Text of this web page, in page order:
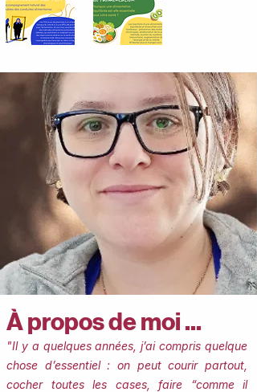
À propos de moi ...
"Il y a quelques années, j’ai compris quelque
chose d’essentiel : on peut courir partout,
cocher toutes les cases, faire “comme il